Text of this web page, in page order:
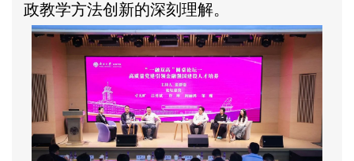
政教学方法创新的深刻理解。